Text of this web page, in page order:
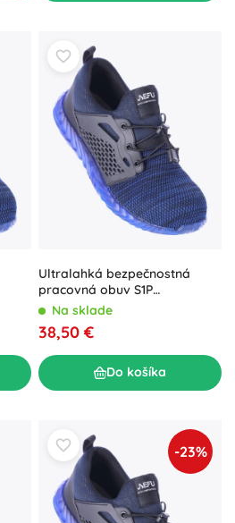
Ultralahká bezpečnostná
pracovná obuv S1P
námornícka – veľ. 40
Na sklade
38,50 €
Do košíka
-23%